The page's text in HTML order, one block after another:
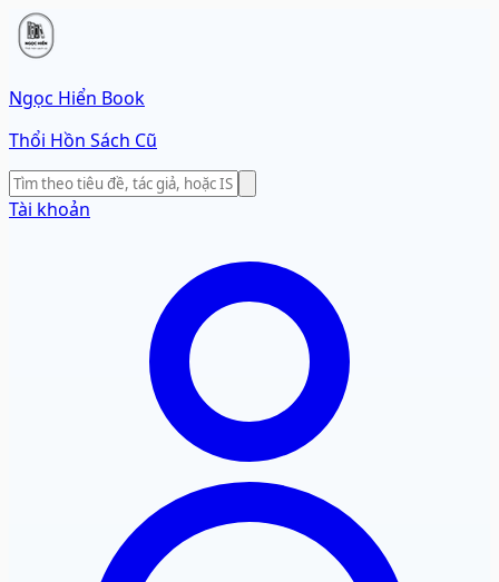
Ngọc Hiển Book
Thổi Hồn Sách Cũ
Tài khoản